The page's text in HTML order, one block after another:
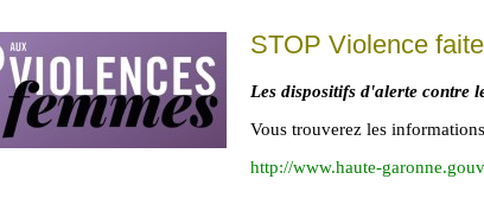
STOP Violence
Les dispositifs d'alerte contre
Vous trouverez les
http://www.haute-